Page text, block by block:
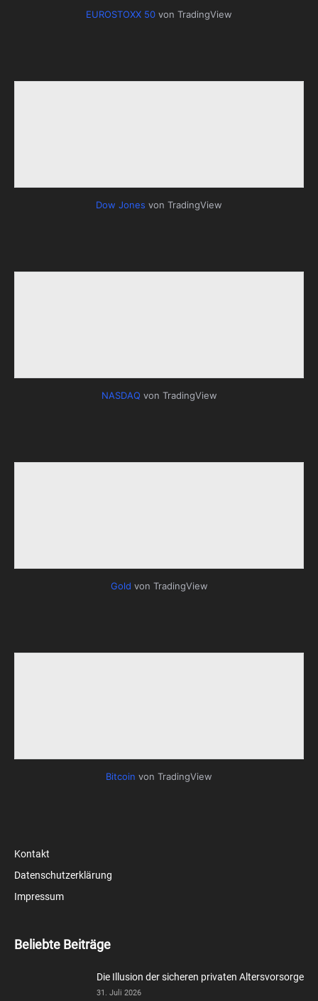
EUROSTOXX 50 von TradingView
Dow Jones von TradingView
NASDAQ von TradingView
Gold von TradingView
Bitcoin von TradingView
Kontakt
Datenschutzerklärung
Impressum
Beliebte Beiträge
Die Illusion der sicheren privaten Altersvorsorge
31. Juli 2026